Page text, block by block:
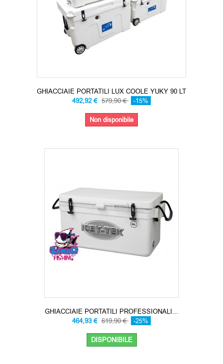
GHIACCIAIE PORTATILI LUX COOLE YUKY 90 LT
492,92 € 579,90 € -15%
Non disponibile
GHIACCIAIE PORTATILI PROFESSIONALI...
464,93 € 619,90 € -25%
DISPONIBILE